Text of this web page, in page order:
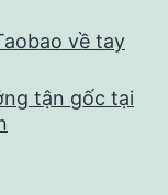
về tay
tận gốc tại